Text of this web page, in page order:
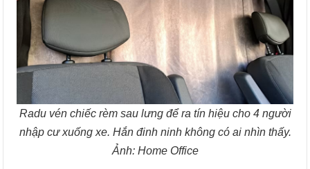
Radu vén chiếc rèm sau lưng để ra tín hiệu cho 4 người
nhập cư xuống xe. Hắn đinh ninh không có ai nhìn thấy.
Ảnh: Home Office